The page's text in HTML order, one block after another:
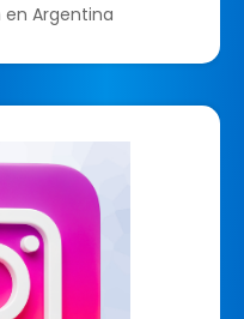
en Argentina